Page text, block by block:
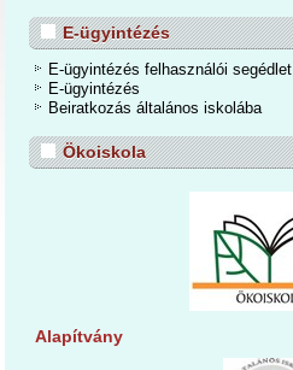
E-ügyintézés
E-ügyintézés felhasználói segédlet
E-ügyintézés
Beiratkozás általános iskolába
Ökoiskola
Alapítvány